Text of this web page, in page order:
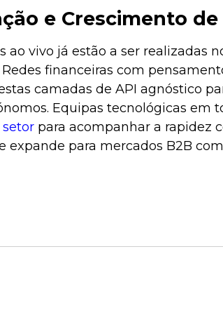
e Crescimento
ao vivo já estão a ser realizadas
financeiras com
camadas de API agnóstico
Equipas tecnológicas em
para acompanhar a rapidez
expande para mercados B2B